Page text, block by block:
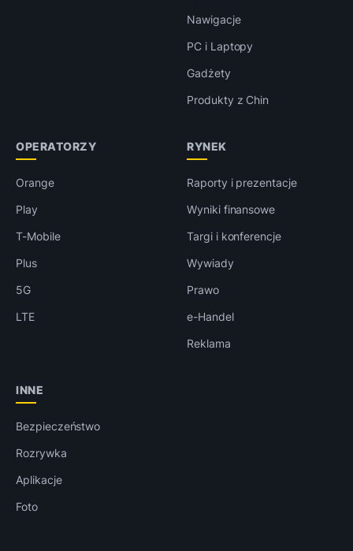
Nawigacje
PC i Laptopy
Gadżety
Produkty z Chin
OPERATORZY
Orange
Play
T-Mobile
Plus
5G
LTE
RYNEK
Raporty i prezentacje
Wyniki finansowe
Targi i konferencje
Wywiady
Prawo
e-Handel
Reklama
INNE
Bezpieczeństwo
Rozrywka
Aplikacje
Foto